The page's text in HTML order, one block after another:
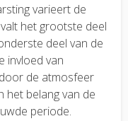
varieert de
het grootste deel
deel van de
invloed van
de atmosfeer
het belang van de
periode.